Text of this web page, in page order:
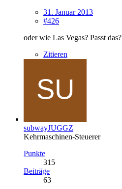
31. Januar 2013
#426
oder wie Las Vegas? Passt das?
Zitieren
subwayJUGGZ
Kehrmaschinen-Steuerer
Punkte
315
Beiträge
63